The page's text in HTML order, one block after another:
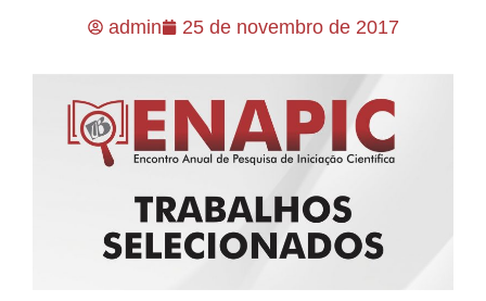
admin 25 de novembro de 2017